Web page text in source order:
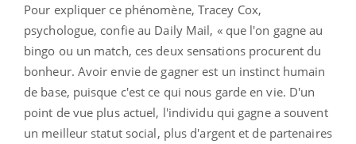
Pour expliquer ce phénomène, Tracey Cox,
psychologue, confie au Daily Mail, « que l'on gagne au
bingo ou un match, ces deux sensations procurent du
bonheur. Avoir envie de gagner est un instinct humain
de base, puisque c'est ce qui nous garde en vie. D'un
point de vue plus actuel, l'individu qui gagne a souvent
un meilleur statut social, plus d'argent et de partenaires